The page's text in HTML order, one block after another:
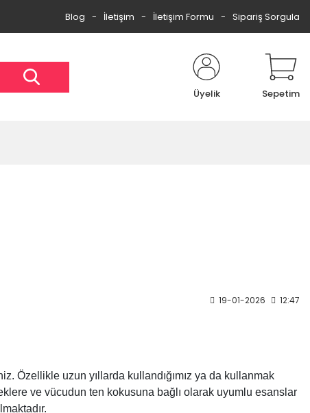
Blog İletişim İletişim Formu Sipariş Sorgula
Üyelik Sepetim
19-01-2026 12:47
Özellikle uzun yıllarda kullandığımız ya da kullanmak
ve vücudun ten kokusuna bağlı olarak uyumlu esanslar